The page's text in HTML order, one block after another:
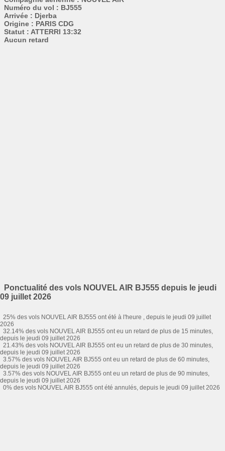
Numéro du vol : BJ555
Arrivée : Djerba
Origine : PARIS CDG
Statut : ATTERRI 13:32
Aucun retard
Ponctualité des vols NOUVEL AIR BJ555 depuis le jeudi
09 juillet 2026
25% des vols NOUVEL AIR BJ555 ont été à l'heure , depuis le jeudi 09 juillet
2026
32.14% des vols NOUVEL AIR BJ555 ont eu un retard de plus de 15 minutes,
depuis le jeudi 09 juillet 2026
21.43% des vols NOUVEL AIR BJ555 ont eu un retard de plus de 30 minutes,
depuis le jeudi 09 juillet 2026
3.57% des vols NOUVEL AIR BJ555 ont eu un retard de plus de 60 minutes,
depuis le jeudi 09 juillet 2026
3.57% des vols NOUVEL AIR BJ555 ont eu un retard de plus de 90 minutes,
depuis le jeudi 09 juillet 2026
0% des vols NOUVEL AIR BJ555 ont été annulés, depuis le jeudi 09 juillet 2026